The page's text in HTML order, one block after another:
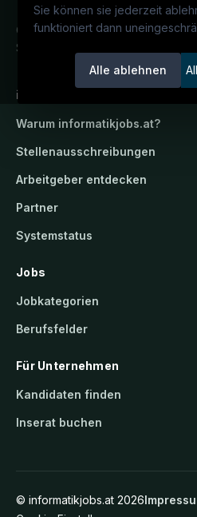
Sie können sie jederzeit
funktioniert dann
Alle ablehnen
Österreichs IT-Karriereportal.Ein
Service der candidatis GmbH.
informatikjobs.at
Warum informatikjobs.at?
Stellenausschreibungen
Arbeitgeber entdecken
Partner
Systemstatus
Jobs
Jobkategorien
Berufsfelder
Für Unternehmen
Kandidaten finden
Inserat buchen
© informatikjobs.at 2026